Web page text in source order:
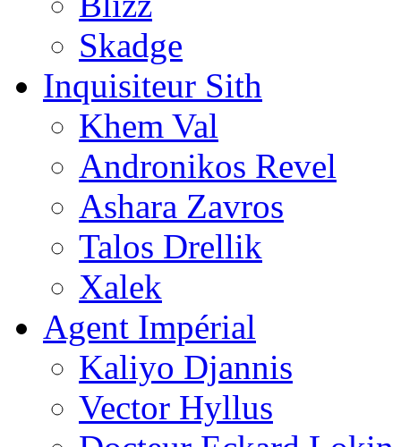
Skadge
Inquisiteur Sith
Khem Val
Andronikos Revel
Ashara Zavros
Talos Drellik
Xalek
Agent Impérial
Kaliyo Djannis
Vector Hyllus